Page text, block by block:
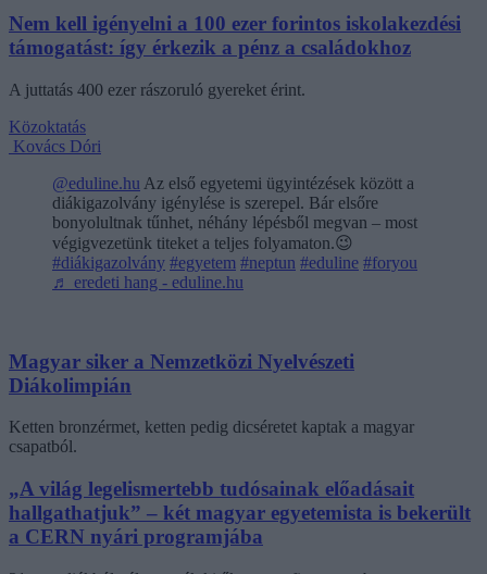
Nem kell igényelni a 100 ezer forintos iskolakezdési
támogatást: így érkezik a pénz a családokhoz
A juttatás 400 ezer rászoruló gyereket érint.
Közoktatás
Kovács Dóri
@eduline.hu Az első egyetemi ügyintézések között a
diákigazolvány igénylése is szerepel. Bár elsőre
bonyolultnak tűnhet, néhány lépésből megvan – most
végigvezetünk titeket a teljes folyamaton.😉
#diákigazolvány #egyetem #neptun #eduline #foryou
♬ eredeti hang - eduline.hu
Magyar siker a Nemzetközi Nyelvészeti
Diákolimpián
Ketten bronzérmet, ketten pedig dicséretet kaptak a magyar
csapatból.
„A világ legelismertebb tudósainak előadásait
hallgathatjuk” – két magyar egyetemista is bekerült
a CERN nyári programjába